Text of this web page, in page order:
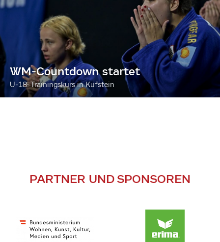
WM-Countdown startet
U-18: Trainingskurs in Kufstein
PARTNER UND SPONSOREN